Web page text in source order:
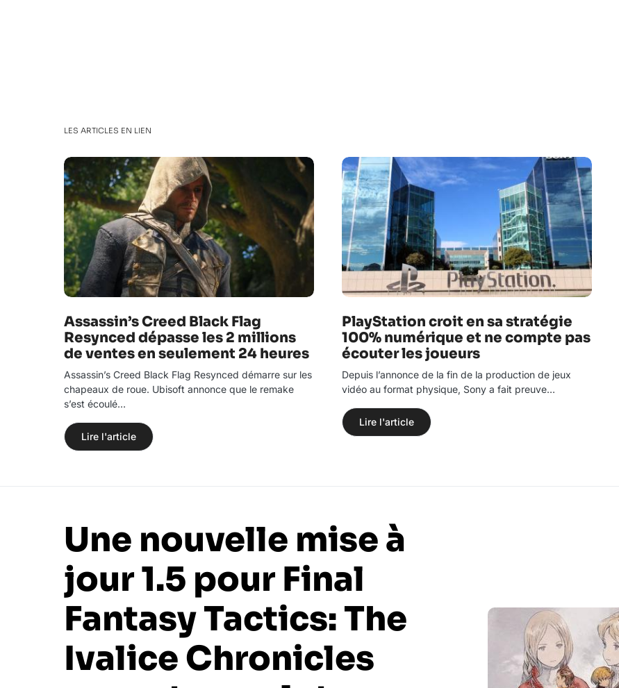
LES ARTICLES EN LIEN
Assassin’s Creed Black Flag
Resynced dépasse les 2 millions
de ventes en seulement 24 heures
Assassin’s Creed Black Flag Resynced démarre sur les
chapeaux de roue. Ubisoft annonce que le remake
s’est écoulé…
Lire l'article
PlayStation croit en sa stratégie
100% numérique et ne compte pas
écouter les joueurs
Depuis l’annonce de la fin de la production de jeux
vidéo au format physique, Sony a fait preuve…
Lire l'article
Une nouvelle mise à
jour 1.5 pour Final
Fantasy Tactics: The
Ivalice Chronicles